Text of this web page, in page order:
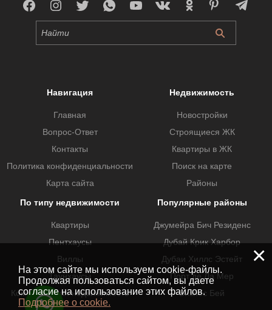
Навигация
Главная
Вопрос-Ответ
Контакты
Политика конфиденциальности
Карта сайта
Недвижимость
Новостройки
Строящиеся ЖК
Квартиры в ЖК
Поиск на карте
Районы
По типу недвижимости
Квартиры
Пентхаусы
Виллы
Таунхаусы
Коммерческая недвижимость
Популярные районы
Джумейра Бич Резиденс
Дубай Крик Харбор
Дубаи Хиллс Эстейт
Порт де Ла Мер
Бизнес Бей
×
На этом сайте мы используем cookie-файлы.
Продолжая пользоваться сайтом, вы даете
согласие на использование этих файлов.
Подробнее о cookie.